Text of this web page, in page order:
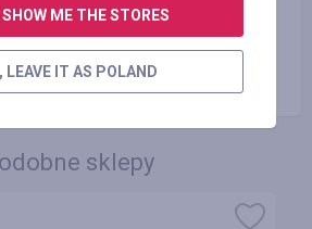
zarobionych przez Ciebie kosztów w
trzech dni roboczych (zwykłe nie
zapytania za pośrednictwem
kosztów».
sklepy
SHOW ME THE STORES
LEAVE IT AS POLAND